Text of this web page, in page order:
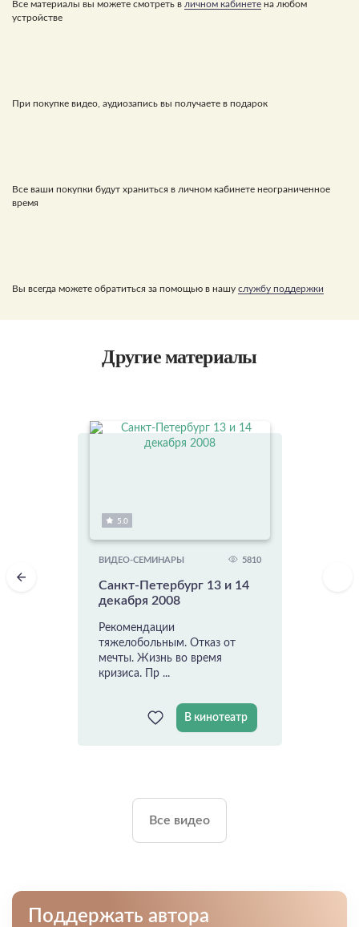
Все материалы вы можете смотреть в личном кабинете на любом
устройстве
При покупке видео, аудиозапись вы получаете в подарок
Все ваши покупки будут храниться в личном кабинете неограниченное
время
Вы всегда можете обратиться за помощью в нашу службу поддержки
Другие материалы
5.0
ВИДЕО-СЕМИНАРЫ 5810
Санкт-Петербург 13 и 14
декабря 2008
Рекомендации
тяжелобольным. Отказ от
мечты. Жизнь во время
кризиса. Пр ...
В кинотеатр
Все видео
Поддержать автора